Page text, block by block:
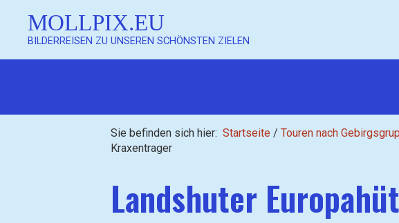
MOLLPIX.EU
BILDERREISEN ZU UNSEREN SCHÖNSTEN ZIELEN
Sie befinden sich hier: Startseite / Touren nach
Kraxentrager
Landshuter